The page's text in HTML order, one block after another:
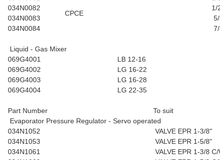
CPCE
034N0082
1/
034N0083
034N0084
Liquid - Gas Mixer
069G4001
LB 12-16
069G4002
LG 16-22
069G4003
LG 16-28
069G4004
LG 22-35
Part Number
To suit
Evaporator Pressure Regulator - Servo operated
034N1052
VALVE EPR 1-3/8"
034N1053
VALVE EPR 1-5/8"
034N1061
VALVE EPR 1-3/8